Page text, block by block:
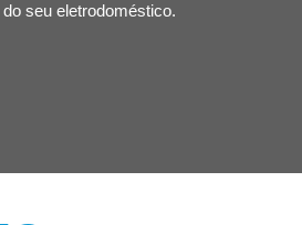
seu eletrodoméstico.